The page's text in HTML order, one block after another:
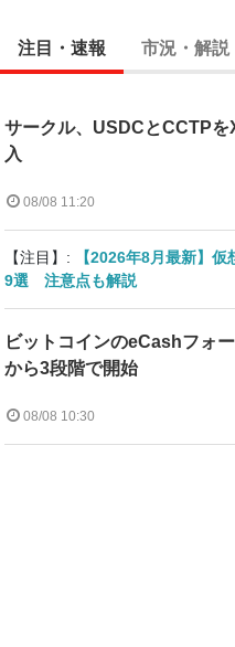
注目・速報 市況・解説
サークル、USDCとCCTPを
入
08/08 11:20
【注目】:
【2026年8月最新】
9選 注意点も解説
ビットコインのeCashフォ
から3段階で開始
08/08 10:30